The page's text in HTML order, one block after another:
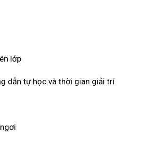
lớp
dẫn tự học và thời gian giải trí